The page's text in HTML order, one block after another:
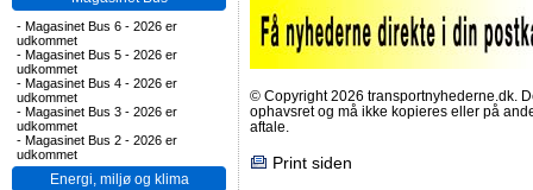
- Magasinet Bus 6 - 2026 er
udkommet
- Magasinet Bus 5 - 2026 er
udkommet
- Magasinet Bus 4 - 2026 er
udkommet
- Magasinet Bus 3 - 2026 er
udkommet
- Magasinet Bus 2 - 2026 er
udkommet
Energi, miljø og klima
© Copyright 2026 transportnyhederne.dk.
ophavsret og må ikke kopieres eller på
aftale.
Print siden